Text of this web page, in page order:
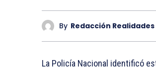
By Redacción Realidades
La Policía Nacional identificó